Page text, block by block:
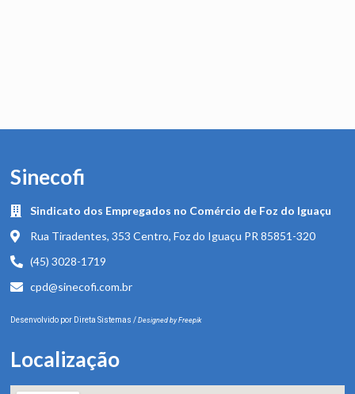
Sinecofi
Sindicato dos Empregados no Comércio de Foz do Iguaçu
Rua Tiradentes, 353 Centro, Foz do Iguaçu PR 85851-320
(45) 3028-1719
cpd@sinecofi.com.br
Desenvolvido por Direta Sistemas / Designed by Freepik
Localização